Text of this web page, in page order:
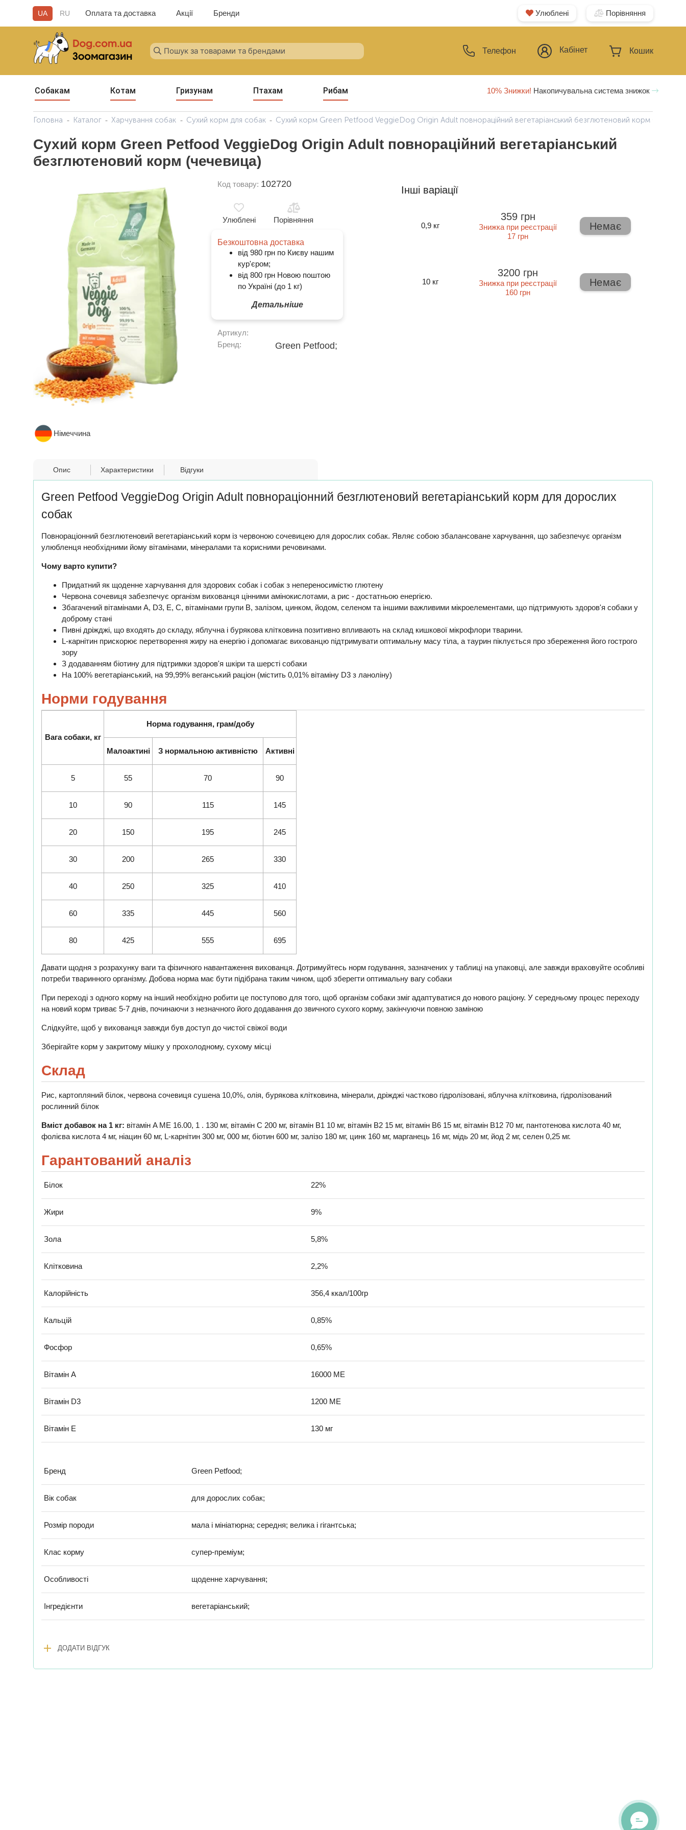
UA RU Оплата та доставка Акції Бренди Улюблені Порівняння
Телефон Кабінет Кошик
Собакам Котам Гризунам Птахам Рибам 10% Знижки! Накопичувальна система знижок
Головна Каталог Харчування собак Сухий корм для собак Сухий корм Green Petfood VeggieDog Origin Adult повнораційний вегетаріанський безглютеновий корм
Сухий корм Green Petfood VeggieDog Origin Adult повнораційний вегетаріанський
безглютеновий корм (чечевица)
Німеччина
Код товару: 102720
Улюблені Порівняння
Безкоштовна доставка
від 980 грн по Києву нашим
кур'єром;
від 800 грн Новою поштою
по Україні (до 1 кг)
Детальніше
Артикул:
Бренд:
Green Petfood;
Інші варіації
0,9 кг
359 грн
Знижка при реєстрації
17 грн
Немає
10 кг
3200 грн
Знижка при реєстрації
160 грн
Немає
Опис Характеристики Відгуки
Green Petfood VeggieDog Origin Adult повнораціонний безглютеновий вегетаріанський корм для дорослих
собак
Повнораціонний безглютеновий вегетаріанський корм із червоною сочевицею для дорослих собак. Являє собою збалансоване харчування, що забезпечує організм
улюбленця необхідними йому вітамінами, мінералами та корисними речовинами.
Чому варто купити?
Придатний як щоденне харчування для здорових собак і собак з непереносимістю глютену
Червона сочевиця забезпечує організм вихованця цінними амінокислотами, а рис - достатньою енергією.
Збагачений вітамінами A, D3, E, С, вітамінами групи В, залізом, цинком, йодом, селеном та іншими важливими мікроелементами, що підтримують здоров'я собаки у
доброму стані
Пивні дріжджі, що входять до складу, яблучна і бурякова клітковина позитивно впливають на склад кишкової мікрофлори тварини.
L-карнітин прискорює перетворення жиру на енергію і допомагає вихованцю підтримувати оптимальну масу тіла, а таурин піклується про збереження його гострого
зору
З додаванням біотину для підтримки здоров'я шкіри та шерсті собаки
На 100% вегетаріанський, на 99,99% веганський раціон (містить 0,01% вітаміну D3 з ланоліну)
Норми годування
Вага собаки, кг
Норма годування, грам/добу
Малоактині З нормальною активністю Активні
5 55 70 90
10 90 115 145
20 150 195 245
30 200 265 330
40 250 325 410
60 335 445 560
80 425 555 695
Давати щодня з розрахунку ваги та фізичного навантаження вихованця. Дотримуйтесь норм годування, зазначених у таблиці на упаковці, але завжди враховуйте особливі
потреби тваринного організму. Добова норма має бути підібрана таким чином, щоб зберегти оптимальну вагу собаки
При переході з одного корму на інший необхідно робити це поступово для того, щоб організм собаки зміг адаптуватися до нового раціону. У середньому процес переходу
на новий корм триває 5-7 днів, починаючи з незначного його додавання до звичного сухого корму, закінчуючи повною заміною
Слідкуйте, щоб у вихованця завжди був доступ до чистої свіжої води
Зберігайте корм у закритому мішку у прохолодному, сухому місці
Склад
Рис, картопляний білок, червона сочевиця сушена 10,0%, олія, бурякова клітковина, мінерали, дріжджі частково гідролізовані, яблучна клітковина, гідролізований
рослинний білок
Вміст добавок на 1 кг: вітамін A МЕ 16.00, 1 . 130 мг, вітамін С 200 мг, вітамін В1 10 мг, вітамін В2 15 мг, вітамін В6 15 мг, вітамін В12 70 мг, пантотенова кислота 40 мг,
фолієва кислота 4 мг, ніацин 60 мг, L-карнітин 300 мг, 000 мг, біотин 600 мг, залізо 180 мг, цинк 160 мг, марганець 16 мг, мідь 20 мг, йод 2 мг, селен 0,25 мг.
Гарантований аналіз
Білок 22%
Жири 9%
Зола 5,8%
Клітковина 2,2%
Калорійність 356,4 ккал/100гр
Кальцій 0,85%
Фосфор 0,65%
Вітамін А 16000 МЕ
Вітамін D3 1200 МЕ
Вітамін Е 130 мг
Бренд Green Petfood;
Вік собак для дорослих собак;
Розмір породи мала і мініатюрна; середня; велика і гігантська;
Клас корму супер-преміум;
Особливості щоденне харчування;
Інгредієнти вегетаріанський;
add ДОДАТИ ВІДГУК